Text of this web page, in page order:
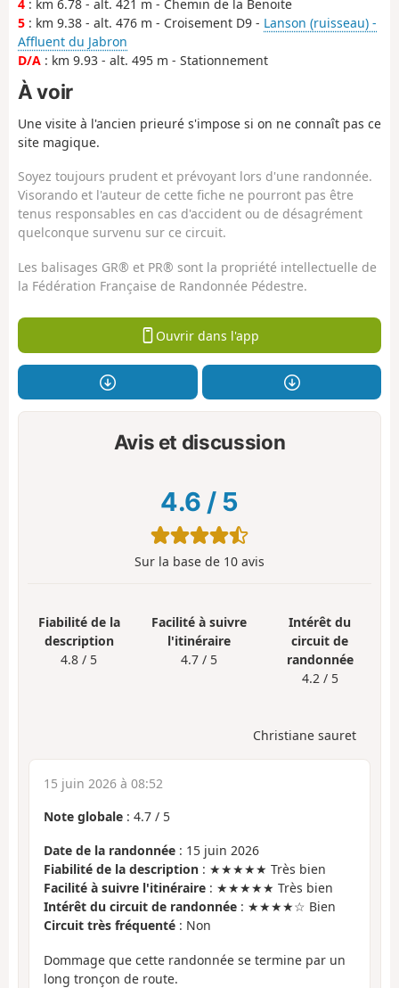
4 : km 6.78 - alt. 421 m - Chemin de la Benoite
5 : km 9.38 - alt. 476 m - Croisement D9 - Lanson (ruisseau) -
Affluent du Jabron
D/A : km 9.93 - alt. 495 m - Stationnement
À voir
Une visite à l'ancien prieuré s'impose si on ne connaît pas ce
site magique.
Soyez toujours prudent et prévoyant lors d'une randonnée.
Visorando et l'auteur de cette fiche ne pourront pas être
tenus responsables en cas d'accident ou de désagrément
quelconque survenu sur ce circuit.
Les balisages GR® et PR® sont la propriété intellectuelle de
la Fédération Française de Randonnée Pédestre.
Ouvrir dans l'app
Avis et discussion
4.6 / 5
Sur la base de 10 avis
Fiabilité de la
description
4.8 / 5
Facilité à suivre
l'itinéraire
4.7 / 5
Intérêt du
circuit de
randonnée
4.2 / 5
Christiane sauret
15 juin 2026 à 08:52
Note globale : 4.7 / 5
Date de la randonnée : 15 juin 2026
Fiabilité de la description : ★★★★★ Très bien
Facilité à suivre l'itinéraire : ★★★★★ Très bien
Intérêt du circuit de randonnée : ★★★★☆ Bien
Circuit très fréquenté : Non
Dommage que cette randonnée se termine par un
long tronçon de route.